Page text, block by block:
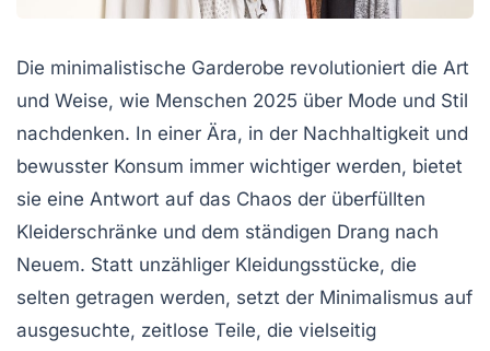
Die minimalistische Garderobe revolutioniert die Art
und Weise, wie Menschen 2025 über Mode und Stil
nachdenken. In einer Ära, in der Nachhaltigkeit und
bewusster Konsum immer wichtiger werden, bietet
sie eine Antwort auf das Chaos der überfüllten
Kleiderschränke und dem ständigen Drang nach
Neuem. Statt unzähliger Kleidungsstücke, die
selten getragen werden, setzt der Minimalismus auf
ausgesuchte, zeitlose Teile, die vielseitig